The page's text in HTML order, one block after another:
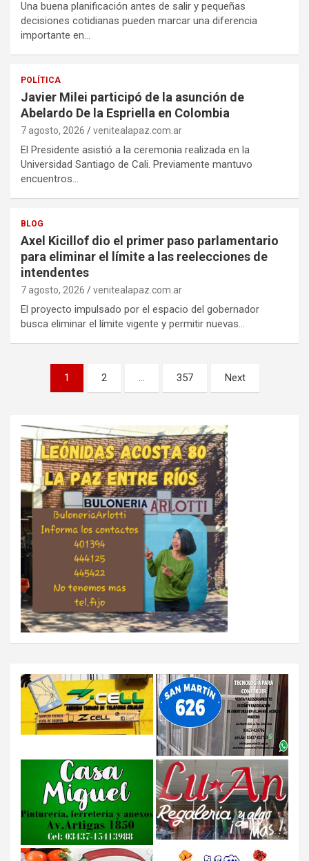
Una buena planificación antes de salir y pequeñas
decisiones cotidianas pueden marcar una diferencia
importante en…
POLÍTICA
Javier Milei participó de la asunción de
Abelardo De la Espriella en Colombia
7 agosto, 2026 venitealapaz.com.ar
El Presidente asistió a la ceremonia realizada en la
Universidad Santiago de Cali. Previamente mantuvo
encuentros…
BLOG
Axel Kicillof dio el primer paso parlamentario
para eliminar el límite a las reelecciones de
intendentes
7 agosto, 2026 venitealapaz.com.ar
El proyecto impulsado por el espacio del gobernador
busca eliminar el límite vigente y permitir nuevas…
Paginación
1 2 … 357 Next